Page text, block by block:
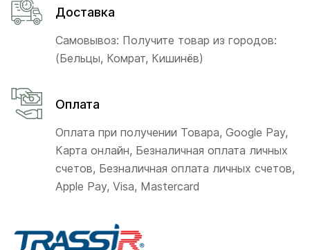
Доставка
Самовывоз: Получите товар из городов:
(Бельцы, Комрат, Кишинёв)
Оплата
Оплата при получении Товара, Google Pay,
Карта онлайн, Безналичная оплата личных
счетов, Безналичная оплата личных счетов,
Apple Pay, Visa, Mastercard